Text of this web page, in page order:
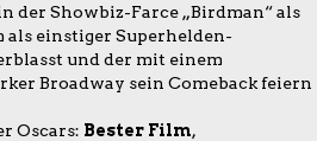
der Showbiz-Farce „Birdman“ als
als einstiger Superhelden-
und der mit einem
Broadway sein Comeback feiern
Oscars: Bester Film,